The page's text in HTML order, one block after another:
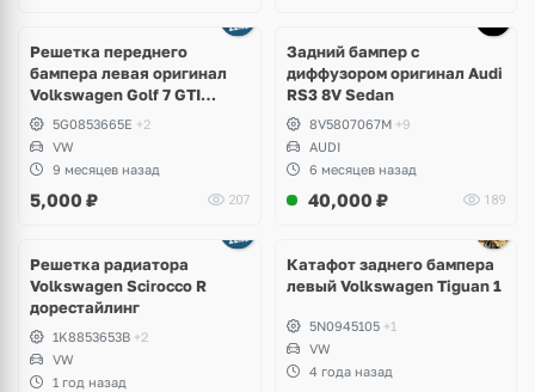
Решетка переднего
бампера левая оригинал
Volkswagen Golf 7 GTI
дорест
5G0853665E +2
VW
9 месяцев назад
5,000 ₽ 207
Задний бампер с
диффузором оригинал Audi
RS3 8V Sedan
8V5807067M +9
AUDI
6 месяцев назад
40,000 ₽ 189
Решетка радиатора
Volkswagen Scirocco R
дорестайлинг
1K8853653B +2
VW
1 год назад
Катафот заднего бампера
левый Volkswagen Tiguan 1
5N0945105 +1
VW
4 года назад